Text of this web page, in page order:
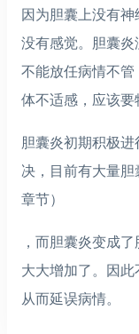
因为胆囊上没有
没有感觉。胆囊炎
不能放任病情不
体不适感，应该要
胆囊炎初期积极
决，目前有大量
章节）
，而胆囊炎变成
大大增加了。因此
从而延误病情。